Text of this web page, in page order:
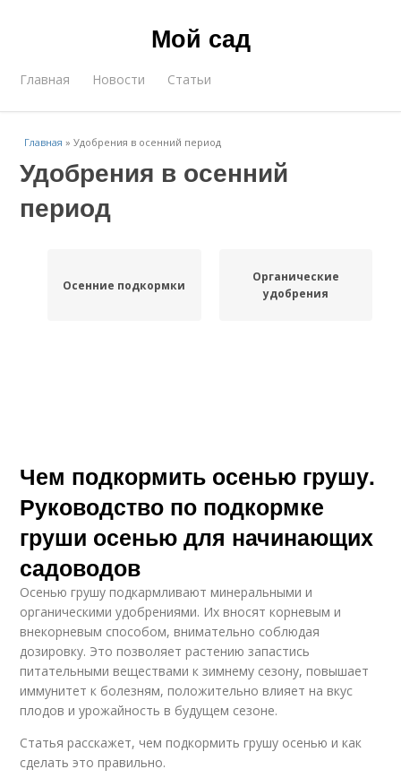
Мой сад
Главная Новости Статьи
Главная »Удобрения в осенний период
Удобрения в осенний
период
Осенние подкормки
Органические
удобрения
Чем подкормить осенью грушу.
Руководство по подкормке
груши осенью для начинающих
садоводов
Осенью грушу подкармливают минеральными и
органическими удобрениями. Их вносят корневым и
внекорневым способом, внимательно соблюдая
дозировку. Это позволяет растению запастись
питательными веществами к зимнему сезону, повышает
иммунитет к болезням, положительно влияет на вкус
плодов и урожайность в будущем сезоне.
Статья расскажет, чем подкормить грушу осенью и как
сделать это правильно.